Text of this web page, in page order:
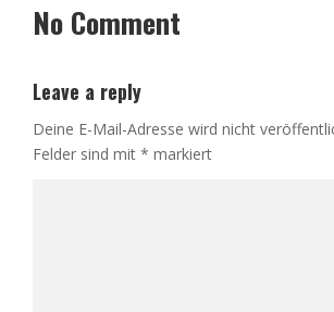
No Comment
Leave a reply
Deine E-Mail-Adresse wird nicht
Felder sind mit * markiert